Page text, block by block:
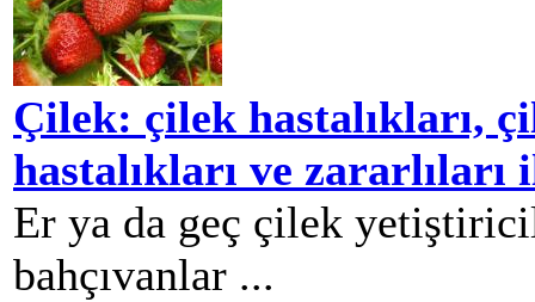
Çilek: çilek hastalıkları,
hastalıkları ve zararlıları
Er ya da geç çilek
bahçıvanlar ...